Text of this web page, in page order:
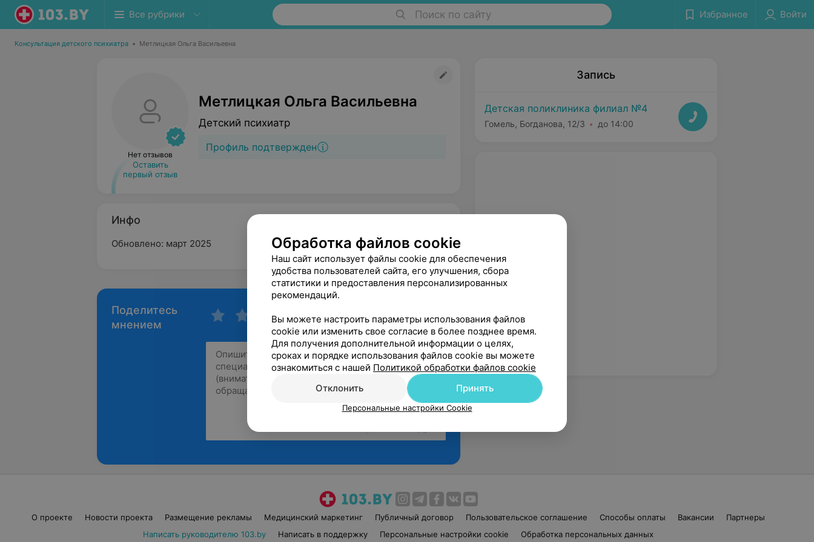
Все рубрики Поиск по сайту Избранное Войти
Консультация детского психиатра • Метлицкая Ольга Васильевна
Нет отзывов
Оставить
первый отзыв
Метлицкая Ольга Васильевна
Детский психиатр
Профиль подтвержден
Инфо
Обновлено: март 2025
Поделитесь
мнением
Запись
Детская поликлиника филиал №4
Гомель, Богданова, 12/3 до 14:00
О проекте Новости проекта Размещение рекламы Медицинский маркетинг Публичный договор Пользовательское соглашение Способы оплаты Вакансии
Партнеры
Написать руководителю 103.by
Написать в поддержку Персональные настройки cookie Обработка персональных данных
Обработка файлов cookie
Наш сайт использует файлы cookie для обеспечения
удобства пользователей сайта, его улучшения, сбора
статистики и предоставления персонализированных
рекомендаций.
Вы можете настроить параметры использования файлов
cookie или изменить свое согласие в более позднее время.
Для получения дополнительной информации о целях,
сроках и порядке использования файлов cookie вы можете
ознакомиться с нашей Политикой обработки файлов cookie
Отклонить
Принять
Персональные настройки Cookie